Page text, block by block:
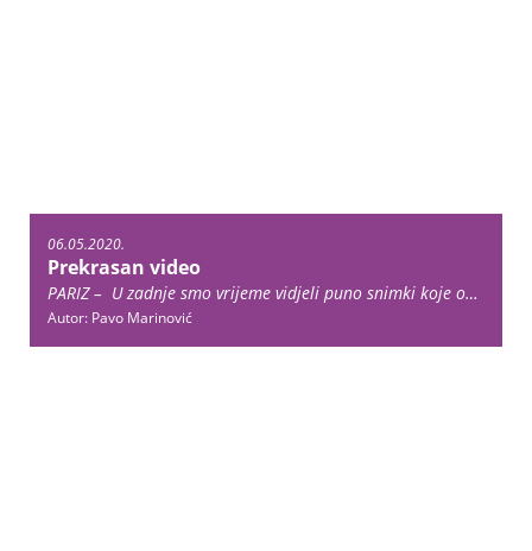
06.05.2020.
Prekrasan video
PARIZ – U zadnje smo vrijeme vidjeli puno snimki koje oduševljavaju, no jasno je da su nas iz cipela izbacili plesači pariške Opere. Kako i ne bi, kad su snimali sami sebe kako plešu klasiku i modernu. Vidimo ih posvuda … Continue reading →
Autor: Pavo Marinović